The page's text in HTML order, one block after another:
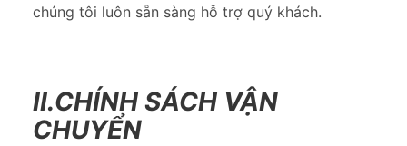
chúng tôi luôn sẵn sàng hỗ trợ quý khách.
II.CHÍNH SÁCH VẬN
CHUYỂN